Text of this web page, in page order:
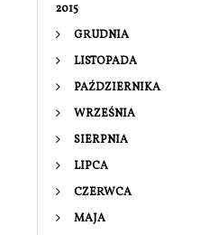
2015
GRUDNIA
LISTOPADA
PAŹDZIERNIKA
WRZEŚNIA
SIERPNIA
LIPCA
CZERWCA
MAJA